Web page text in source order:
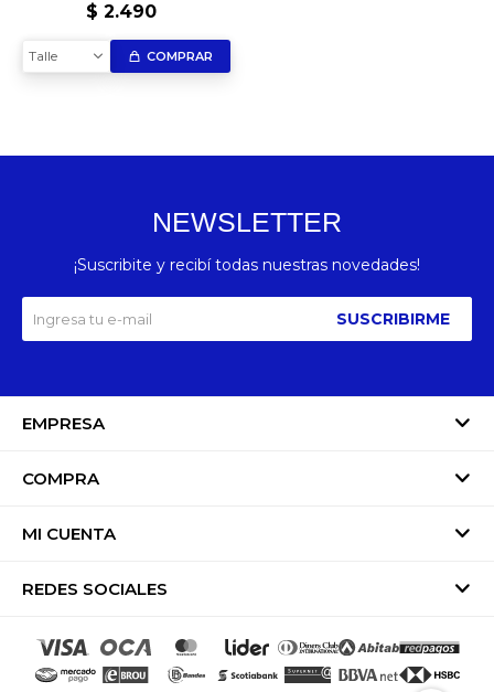
$ 2.490
Talle COMPRAR
EMPRESA
COMPRA
MI CUENTA
REDES SOCIALES
NEWSLETTER
¡Suscribite y recibí todas nuestras novedades!
SUSCRIBIRME